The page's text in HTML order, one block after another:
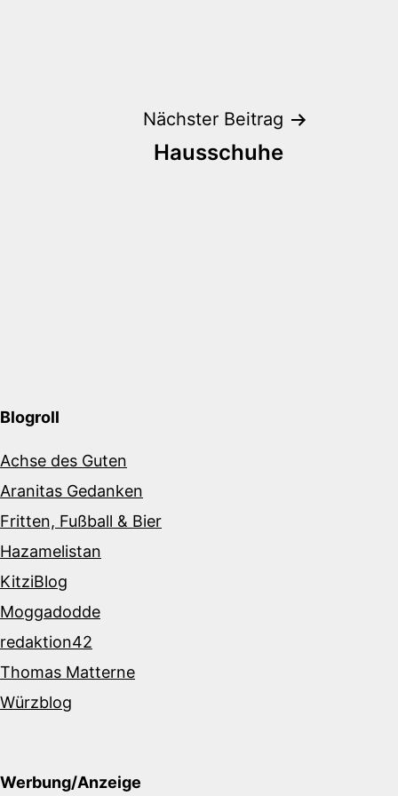
Nächster Beitrag
Hausschuhe
Blogroll
Achse des Guten
Aranitas Gedanken
Fritten, Fußball & Bier
Hazamelistan
KitziBlog
Moggadodde
redaktion42
Thomas Matterne
Würzblog
Werbung/Anzeige